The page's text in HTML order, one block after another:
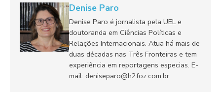
Denise Paro
Denise Paro é jornalista pela UEL e
doutoranda em Ciências Políticas e
Relações Internacionais. Atua há mais de
duas décadas nas Três Fronteiras e tem
experiência em reportagens especias. E-
mail: deniseparo@h2foz.com.br